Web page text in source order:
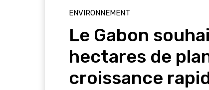
ENVIRONNEMENT
Le Gabon
hectares de
croissance